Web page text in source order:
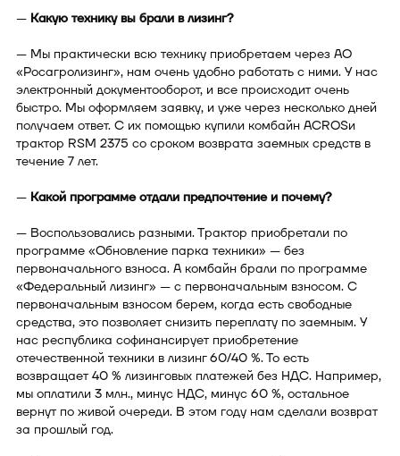
— Какую технику вы брали в лизинг?
— Мы практически всю технику приобретаем через АО
«Росагролизинг», нам очень удобно работать с ними. У нас
электронный документооборот, и все происходит очень
быстро. Мы оформляем заявку, и уже через несколько дней
получаем ответ. С их помощью купили комбайн ACROSи
трактор RSM 2375 со сроком возврата заемных средств в
течение 7 лет.
— Какой программе отдали предпочтение и почему?
— Воспользовались разными. Трактор приобретали по
программе «Обновление парка техники» — без
первоначального взноса. А комбайн брали по программе
«Федеральный лизинг» — с первоначальным взносом. С
первоначальным взносом берем, когда есть свободные
средства, это позволяет снизить переплату по заемным. У
нас республика софинансирует приобретение
отечественной техники в лизинг 60/40 %. То есть
возвращает 40 % лизинговых платежей без НДС. Например,
мы оплатили 3 млн., минус НДС, минус 60 %, остальное
вернут по живой очереди. В этом году нам сделали возврат
за прошлый год.